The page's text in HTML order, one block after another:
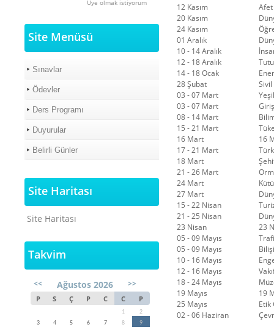
Üye olmak istiyorum
Site Menüsü
Sınavlar
Ödevler
Ders Programı
Duyurular
Belirli Günler
Site Haritası
Site Haritası
Takvim
<< Ağustos 2026 >>
P S Ç P C C P
1
2
3
4 5 6 7 8
9
12 Kasım
Afet
20 Kasım
24 Kasım
01 Aralık
10 - 14 Aralık
12 - 18 Aralık
14 - 18 Ocak
28 Şubat
03 - 07 Mart
03 - 07 Mart
08 - 14 Mart
15 - 21 Mart
16 Mart
16
17 - 21 Mart
18 Mart
21 - 26 Mart
24 Mart
27 Mart
15 - 22 Nisan
21 - 25 Nisan
23 Nisan
23
05 - 09 Mayıs
05 - 09 Mayıs
10 - 16 Mayıs
12 - 16 Mayıs
18 - 24 Mayıs
19 Mayıs
19
25 Mayıs
Etik
02 - 06 Haziran